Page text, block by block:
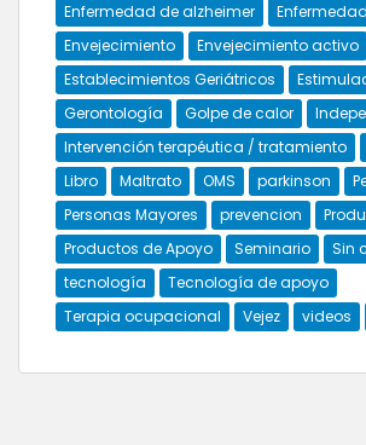
Enfermedad de alzheimer
Envejecimiento
Envejecimiento activo
Establecimientos Geriátricos
Gerontología
Golpe de calor
Intervención terapéutica / tratamiento
Libro
Maltrato OMS parkinson
Personas Mayores
prevencion
Productos de Apoyo
Seminario
Sin
tecnología
Tecnología de apoyo
Terapia ocupacional
Vejez videos